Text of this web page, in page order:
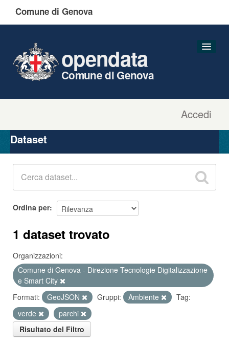
Comune di Genova
Accedi
opendata
Comune di Genova
Organizzazioni
Gruppi
Dataset
Ordina per
1 dataset trovato
Organizzazioni:
Comune di Genova - Direzione Tecnologie Digitalizzazione
e Smart City
Formati:
GeoJSON Gruppi: Ambiente
Tag:
verde
parchi
Risultato del Filtro